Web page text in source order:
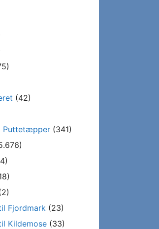
(42)
Puttetæpper (341)
Fjordmark (23)
Kildemose (33)